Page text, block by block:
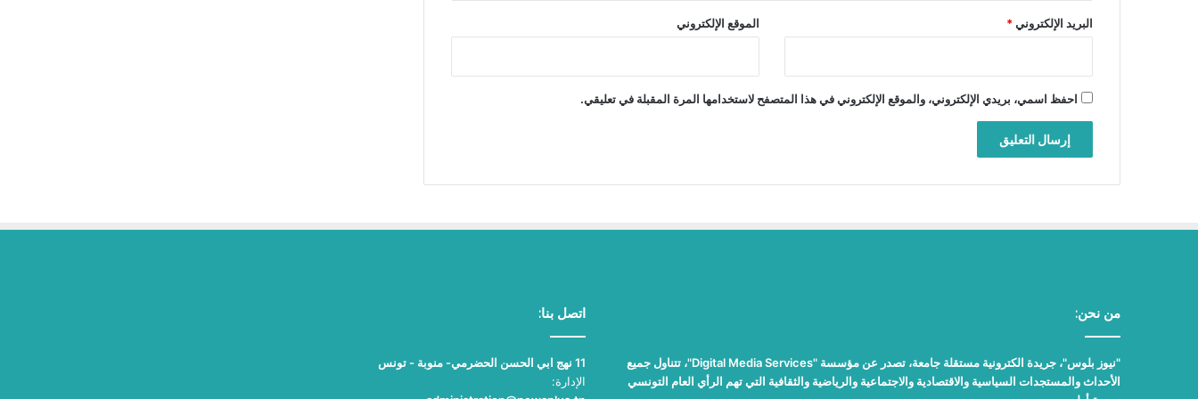
البريد الإلكتروني* الموقع الإلكتروني
احفظ اسمي، بريدي الإلكتروني، والموقع الإلكتروني في هذا المتصفح لاستخدامها المرة المقبلة في تعليقي.
من نحن:
"نيوز بلوس"، جريدة الكترونية مستقلة جامعة، تصدر عن مؤسسة "Digital Media Services"، تتناول جميع
الأحداث والمستجدات السياسية والاقتصادية والاجتماعية والرياضية والثقافية التي تهم الرأي العام التونسي
اتصل بنا:
11 نهج ابي الحسن الحضرمي- منوبة - تونس
الإدارة: